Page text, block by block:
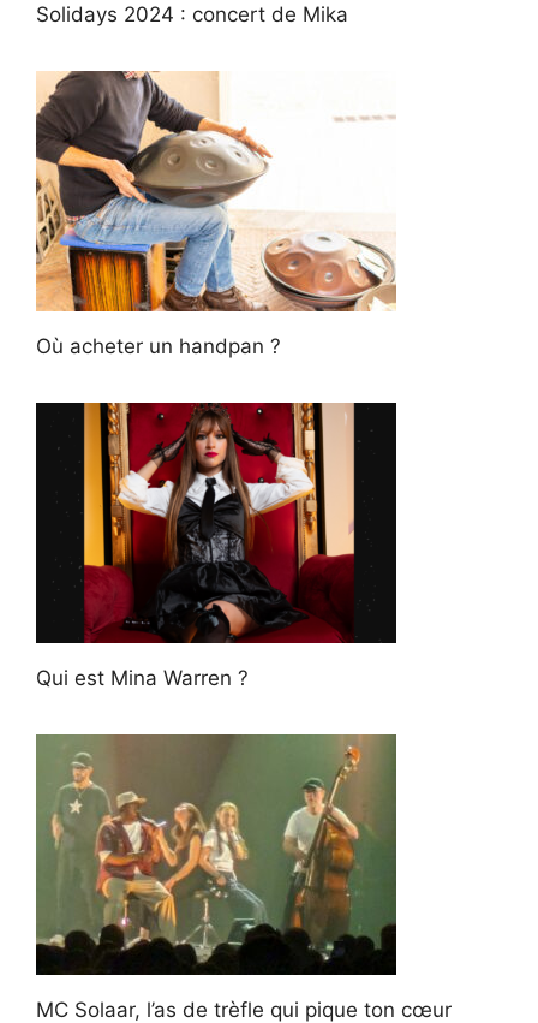
Solidays 2024 : concert de Mika
Où acheter un handpan ?
Qui est Mina Warren ?
MC Solaar, l’as de trèfle qui pique ton cœur